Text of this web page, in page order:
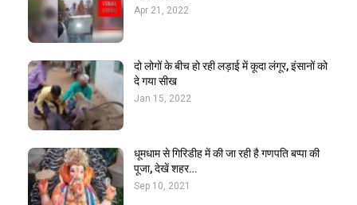
Apr 21, 2022
दो लोगों के बीच हो रही लड़ाई में कूदा लंगूर, इंसानों को
दे गया सीख
Jan 15, 2022
धूमधाम से गिरिडीह में की जा रही है गणपति बप्पा की
पूजा, देखें शहर…
Sep 10, 2021